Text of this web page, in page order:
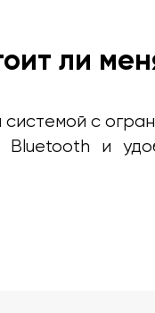
ли
с
Bluetooth и